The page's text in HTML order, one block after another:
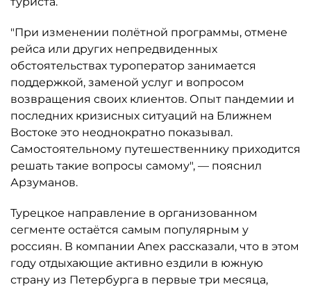
"При изменении полётной программы, отмене
рейса или других непредвиденных
обстоятельствах туроператор занимается
поддержкой, заменой услуг и вопросом
возвращения своих клиентов. Опыт пандемии и
последних кризисных ситуаций на Ближнем
Востоке это неоднократно показывал.
Самостоятельному путешественнику приходится
решать такие вопросы самому", — пояснил
Арзуманов.
Турецкое направление в организованном
сегменте остаётся самым популярным у
россиян. В компании Anex рассказали, что в этом
году отдыхающие активно ездили в южную
страну из Петербурга в первые три месяца,